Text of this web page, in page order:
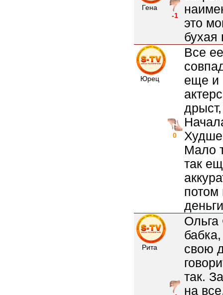
Гена
-1
это
бухая
Юрец
0
Все
еще и
Мало
так
потом
Рита
Ольга
свою
так.
на